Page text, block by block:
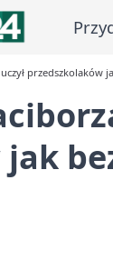
przedszkolaków